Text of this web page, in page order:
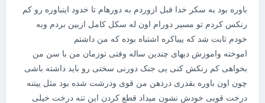
باوره بود به سکر خدا فبل ازوردم به دورهام تا خدود اینباوره رو کم
رنکس کردم تو مسیر دورام اون له سکل کامل ازبین بردم وبه
خودم ثابت شد که ییباکره اشتباه بوده که من داشتم
اموخته واموزش دیهای چندین ساله وفتی توزمان من با سن من
بخواهی کم رنکش کنی یی جنک دورنی سختی رو باید داشته باشی
چون اون باوره بقدری درذهن من قوی ودرشت شده بود مثل ییتنه
درخت قویی خودش نشون میداد قطع کردن این تنه درخت خیلی